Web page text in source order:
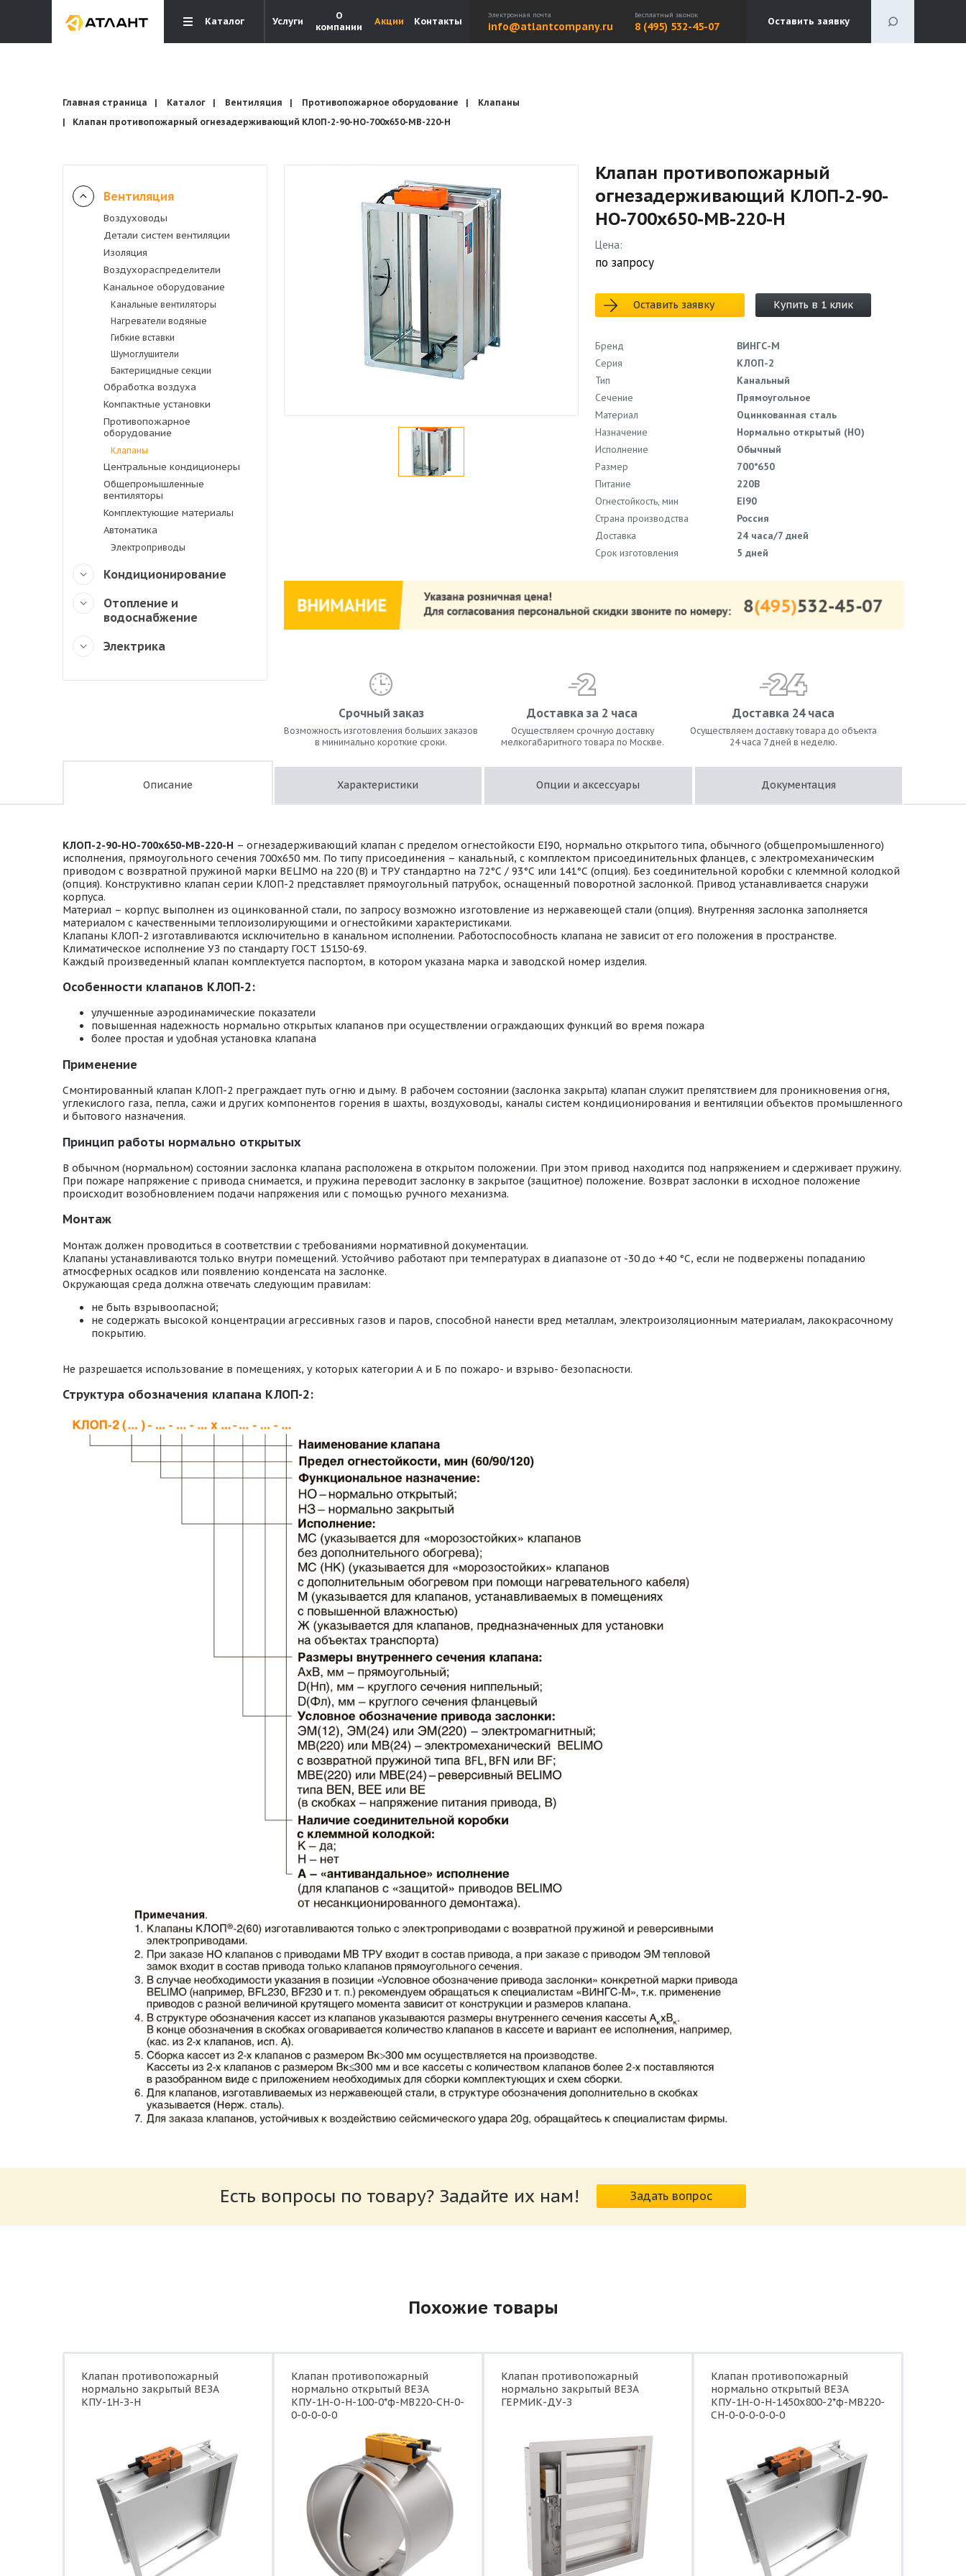
Каталог Услуги
О
компании
Акции Контакты
Электронная почта
info@atlantcompany.ru
Бесплатный звонок
8 (495) 532-45-07 Оставить заявку
Акции
Кондиционирование
Отопление и водоснабжение
Электрика
Главная страница Каталог Вентиляция Противопожарное оборудование
Клапаны
Клапан противопожарный огнезадерживающий КЛОП-2-90-НО-700х650-МВ-220-Н
Вентиляция
Воздуховоды
Детали систем вентиляции
Изоляция
Воздухораспределители
Канальное оборудование
Канальные вентиляторы
Нагреватели водяные
Гибкие вставки
Шумоглушители
Бактерицидные секции
Обработка воздуха
Компактные установки
Противопожарное
оборудование
Клапаны
Центральные кондиционеры
Общепромышленные
вентиляторы
Комплектующие материалы
Автоматика
Электроприводы
Кондиционирование
Отопление и
водоснабжение
Электрика
Клапан противопожарный
огнезадерживающий КЛОП-2-90-
НО-700х650-МВ-220-Н
Цена:
по запросу
Оставить заявку Купить в 1 клик
Бренд
ВИНГС-М
Серия
КЛОП-2
Тип
Канальный
Сечение
Прямоугольное
Материал
Оцинкованная сталь
Назначение
Нормально открытый (НО)
Исполнение
Обычный
Размер
700*650
Питание
220В
Огнестойкость, мин
EI90
Страна производства
Россия
Доставка
24 часа/7 дней
Срок изготовления
5 дней
Срочный заказ
Возможность изготовления больших заказов
в минимально короткие сроки.
Доставка за 2 часа
Осуществляем срочную доставку
мелкогабаритного товара по Москве.
Доставка 24 часа
Осуществляем доставку товара до объекта
24 часа 7 дней в неделю.
Описание Характеристики Опции и аксессуары Документация
КЛОП-2-90-НО-700х650-МВ-220-Н – огнезадерживающий клапан с пределом огнестойкости EI90, нормально открытого типа, обычного (общепромышленного)
исполнения, прямоугольного сечения 700х650 мм. По типу присоединения – канальный, с комплектом присоединительных фланцев, с электромеханическим
приводом с возвратной пружиной марки BELIMO на 220 (В) и ТРУ стандартно на 72°С / 93°С или 141°С (опция). Без соединительной коробки с клеммной колодкой
(опция). Конструктивно клапан серии КЛОП-2 представляет прямоугольный патрубок, оснащенный поворотной заслонкой. Привод устанавливается снаружи
корпуса.
Материал – корпус выполнен из оцинкованной стали, по запросу возможно изготовление из нержавеющей стали (опция). Внутренняя заслонка заполняется
материалом с качественными теплоизолирующими и огнестойкими характеристиками.
Клапаны КЛОП-2 изготавливаются исключительно в канальном исполнении. Работоспособность клапана не зависит от его положения в пространстве.
Климатическое исполнение УЗ по стандарту ГОСТ 15150-69.
Каждый произведенный клапан комплектуется паспортом, в котором указана марка и заводской номер изделия.
Особенности клапанов КЛОП-2:
улучшенные аэродинамические показатели
повышенная надежность нормально открытых клапанов при осуществлении ограждающих функций во время пожара
более простая и удобная установка клапана
Применение
Смонтированный клапан КЛОП-2 преграждает путь огню и дыму. В рабочем состоянии (заслонка закрыта) клапан служит препятствием для проникновения огня,
углекислого газа, пепла, сажи и других компонентов горения в шахты, воздуховоды, каналы систем кондиционирования и вентиляции объектов промышленного
и бытового назначения.
Принцип работы нормально открытых
В обычном (нормальном) состоянии заслонка клапана расположена в открытом положении. При этом привод находится под напряжением и сдерживает пружину.
При пожаре напряжение с привода снимается, и пружина переводит заслонку в закрытое (защитное) положение. Возврат заслонки в исходное положение
происходит возобновлением подачи напряжения или с помощью ручного механизма.
Монтаж
Монтаж должен проводиться в соответствии с требованиями нормативной документации.
Клапаны устанавливаются только внутри помещений. Устойчиво работают при температурах в диапазоне от -30 до +40 °С, если не подвержены попаданию
атмосферных осадков или появлению конденсата на заслонке.
Окружающая среда должна отвечать следующим правилам:
не быть взрывоопасной;
не содержать высокой концентрации агрессивных газов и паров, способной нанести вред металлам, электроизоляционным материалам, лакокрасочному
покрытию.
Не разрешается использование в помещениях, у которых категории А и Б по пожаро- и взрыво- безопасности.
Структура обозначения клапана КЛОП-2:
Размер: 862.34 Кб
Характеристики и схемы подключения приводов КЛОП-2.pdf
Есть вопросы по товару? Задайте их нам! Задать вопрос
Похожие товары
Клапан противопожарный
нормально закрытый ВЕЗА
КПУ-1Н-З-Н
Клапан противопожарный
нормально открытый ВЕЗА
КПУ-1Н-О-Н-100-0*ф-МВ220-СН-0-
0-0-0-0-0
Клапан противопожарный
нормально закрытый ВЕЗА
ГЕРМИК-ДУ-З
Клапан противопожарный
нормально открытый ВЕЗА
КПУ-1Н-О-Н-1450x800-2*ф-МВ220-
СН-0-0-0-0-0-0